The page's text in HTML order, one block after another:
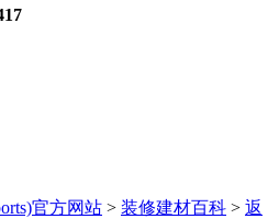
官方网站 > 装修建材百科 > 返